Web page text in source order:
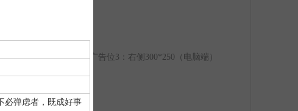
必弹虑者，既成好事
广告位3：右侧300*250（电脑端）